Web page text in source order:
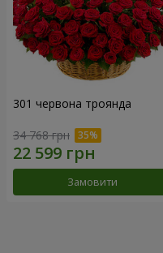
301 червона троянда
34 768 грн
Замовити